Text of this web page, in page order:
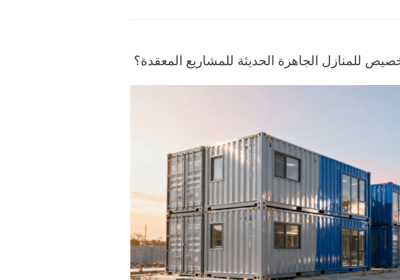
للمنازل الجاهزة الحديثة للمشاريع المعقدة؟